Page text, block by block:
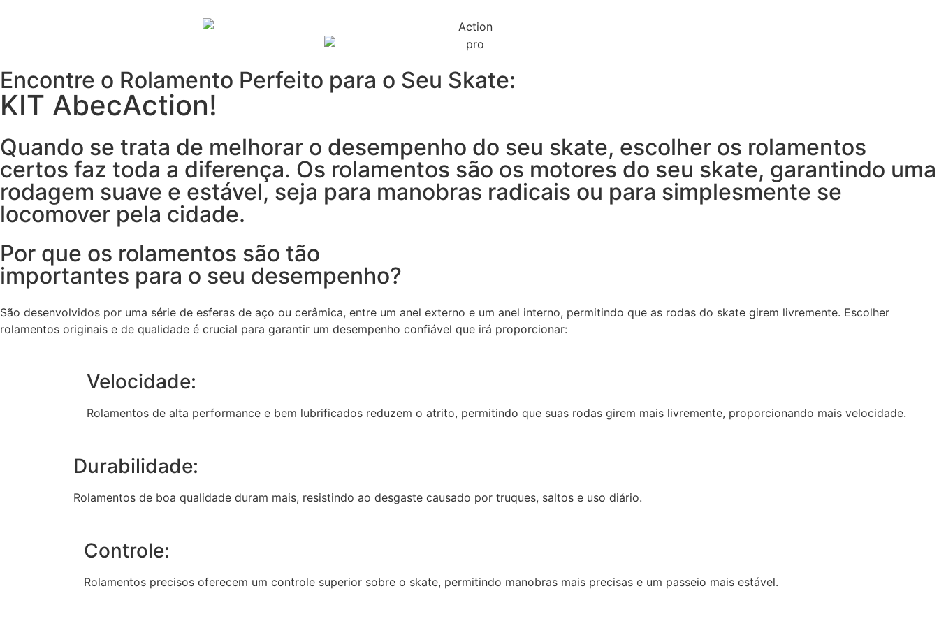
Encontre o Rolamento Perfeito para o Seu Skate:
KIT AbecAction!
Quando se trata de melhorar o desempenho do seu skate, escolher os rolamentos
certos faz toda a diferença. Os rolamentos são os motores do seu skate, garantindo uma
rodagem suave e estável, seja para manobras radicais ou para simplesmente se
locomover pela cidade.
Por que os rolamentos são tão
importantes para o seu desempenho?
São desenvolvidos por uma série de esferas de aço ou cerâmica, entre um anel externo e um anel interno, permitindo que as rodas do skate girem livremente. Escolher
rolamentos originais e de qualidade é crucial para garantir um desempenho confiável que irá proporcionar:
Velocidade:
Rolamentos de alta performance e bem lubrificados reduzem o atrito, permitindo que suas rodas girem mais livremente, proporcionando mais velocidade.
Durabilidade:
Rolamentos de boa qualidade duram mais, resistindo ao desgaste causado por truques, saltos e uso diário.
Controle:
Rolamentos precisos oferecem um controle superior sobre o skate, permitindo manobras mais precisas e um passeio mais estável.